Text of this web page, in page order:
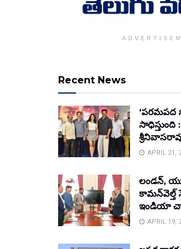
Recent News
సాధిస్తుంది
APRIL 21,
లండన్,
కామన్‌వెల్త్
ఇండియా
APRIL 19,